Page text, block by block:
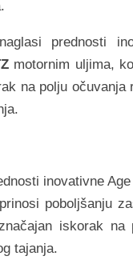
prednosti
motornim uljima,
na polju
inovativne
poboljšanju
iskorak
tajanja.